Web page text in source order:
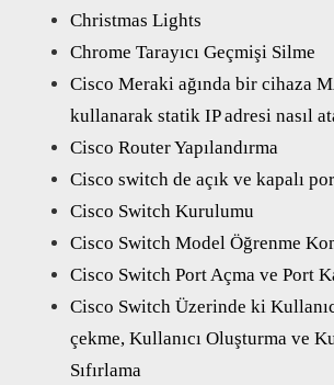
Christmas Lights
Chrome Tarayıcı Geçmişi Silme
Cisco Meraki ağında bir cihaza
kullanarak statik IP adresi nasıl
Cisco Router Yapılandırma
Cisco switch de açık ve kapalı
Cisco Switch Kurulumu
Cisco Switch Model Öğrenme
Cisco Switch Port Açma ve Port
Cisco Switch Üzerinde ki
çekme, Kullanıcı Oluşturma ve
Sıfırlama